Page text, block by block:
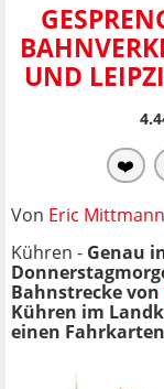
UND
❤️
Von Eric Mittmann
Kühren - Genau
Bahnstrecke von
Kühren im
einen